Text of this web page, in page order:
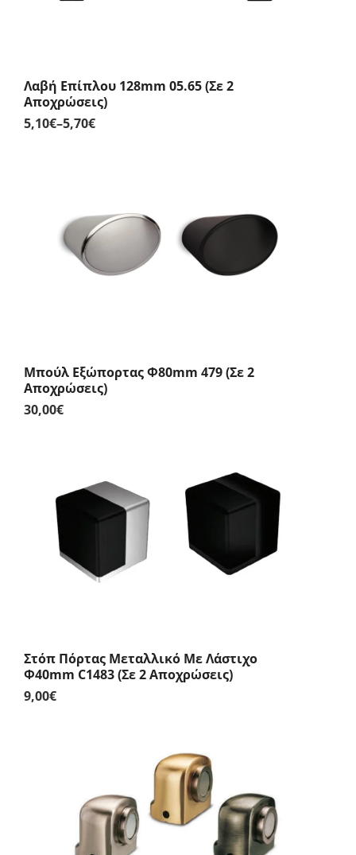
Λαβή Επίπλου 128mm 05.65 (Σε 2
Αποχρώσεις)
5,10€–5,70€Price
5,70€
Μπούλ Εξώπορτας Φ80mm 479 (Σε 2
Αποχρώσεις)
30,00€
Στόπ Πόρτας Μεταλλικό Με Λάστιχο
Φ40mm C1483 (Σε 2 Αποχρώσεις)
9,00€